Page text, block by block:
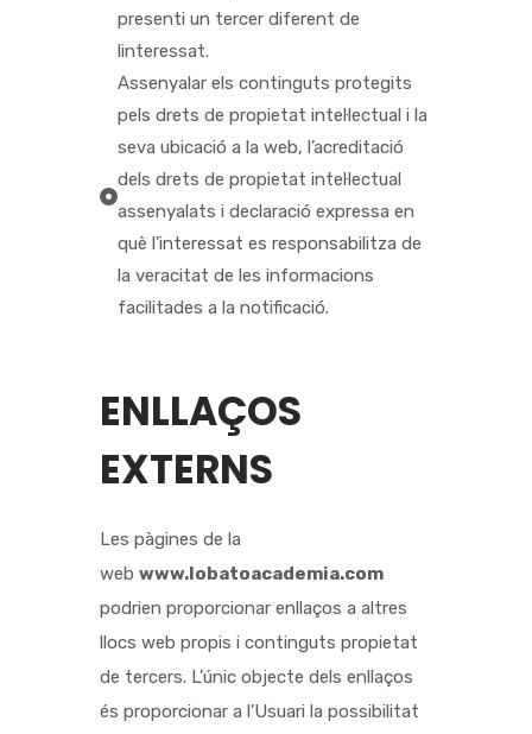
presenti un tercer diferent de
linteressat.
Assenyalar els continguts protegits
pels drets de propietat intel·lectual i la
seva ubicació a la web, l’acreditació
dels drets de propietat intel·lectual
assenyalats i declaració expressa en
què l’interessat es responsabilitza de
la veracitat de les informacions
facilitades a la notificació.
ENLLAÇOS
EXTERNS
Les pàgines de la
web www.lobatoacademia.com
podrien proporcionar enllaços a altres
llocs web propis i continguts propietat
de tercers. L’únic objecte dels enllaços
és proporcionar a l’Usuari la possibilitat